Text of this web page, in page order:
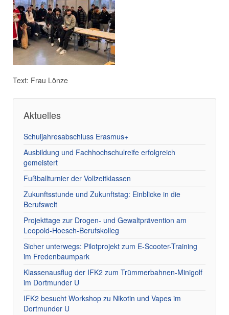
Text: Frau Lönze
Aktuelles
Schuljahresabschluss Erasmus+
Ausbildung und Fachhochschulreife erfolgreich
gemeistert
Fußballturnier der Vollzeitklassen
Zukunftsstunde und Zukunftstag: Einblicke in die
Berufswelt
Projekttage zur Drogen- und Gewaltprävention am
Leopold-Hoesch-Berufskolleg
Sicher unterwegs: Pilotprojekt zum E-Scooter-Training
im Fredenbaumpark
Klassenausflug der IFK2 zum Trümmerbahnen-Minigolf
im Dortmunder U
IFK2 besucht Workshop zu Nikotin und Vapes im
Dortmunder U